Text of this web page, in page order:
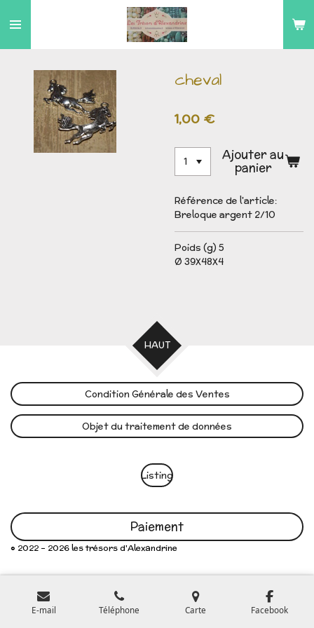
au
cheval
1,00 €
Ajouter au
panier
Référence de l'article:
Breloque argent 2/10
Poids (g) 5
Ø 39X48X4
HAUT
Condition Générale des Ventes
Objet du traitement de données
Listing
Paiement
© 2022 - 2026 les trésors d'Alexandrine
E-mail Téléphone Carte Facebook